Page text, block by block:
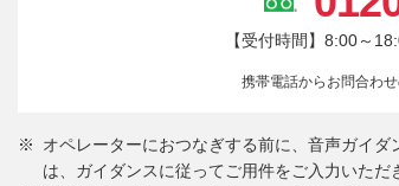
【受付時間】8:00～
携帯電話からお問合わせ
オペレーターにおつなぎする前に、音声ガイ
は、ガイダンスに従ってご用件をご入力いただ